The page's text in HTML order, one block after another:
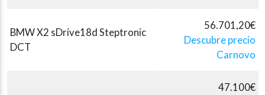
BMW X2 sDrive18d Steptronic
DCT
56.701,20€
Descubre precio
Carnovo
47.100€